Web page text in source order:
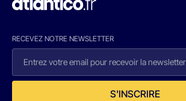
RECEVEZ NOTRE NEWSLETTER
S'INSCRIRE